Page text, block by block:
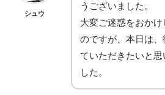
シュウ
うございました。
大変ご迷惑をおか
のですが、本日は
ていただきたいと
した。